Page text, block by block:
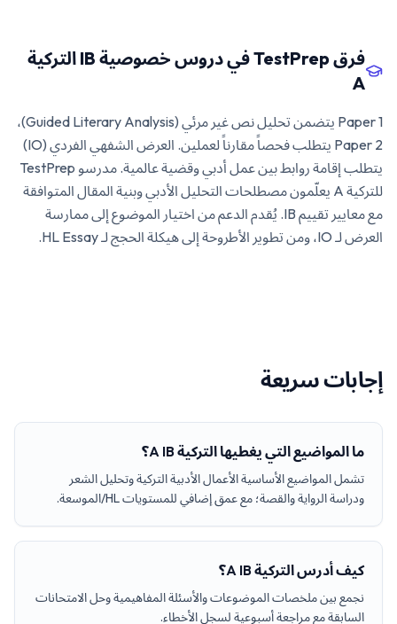
فرق TestPrep في دروس خصوصية IB التركية
A
Paper 1 يتضمن تحليل نص غير مرئي (Guided Literary Analysis)،
Paper 2 يتطلب فحصاً مقارناً لعملين. العرض الشفهي الفردي (IO)
يتطلب إقامة روابط بين عمل أدبي وقضية عالمية. مدرسو TestPrep
للتركية A يعلّمون مصطلحات التحليل الأدبي وبنية المقال المتوافقة
مع معايير تقييم IB. يُقدم الدعم من اختيار الموضوع إلى ممارسة
العرض لـ IO، ومن تطوير الأطروحة إلى هيكلة الحجج لـ HL Essay.
إجابات سريعة
ما المواضيع التي يغطيها التركية A IB؟
تشمل المواضيع الأساسية الأعمال الأدبية التركية وتحليل الشعر
ودراسة الرواية والقصة؛ مع عمق إضافي للمستويات HL/الموسعة.
كيف أدرس التركية A IB؟
نجمع بين ملخصات الموضوعات والأسئلة المفاهيمية وحل الامتحانات
السابقة مع مراجعة أسبوعية لسجل الأخطاء.